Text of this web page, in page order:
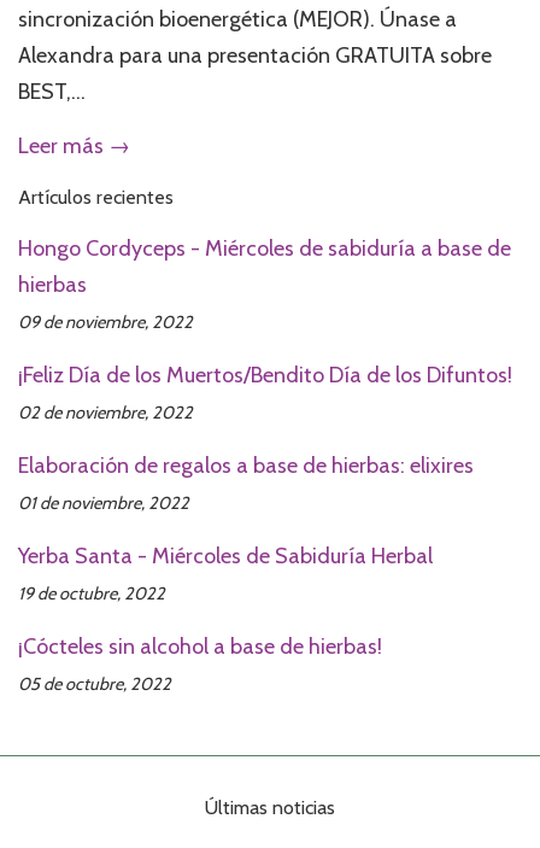
sincronización bioenergética (MEJOR). Únase a
Alexandra para una presentación GRATUITA sobre
BEST,...
Leer más →
Artículos recientes
Hongo Cordyceps - Miércoles de sabiduría a base de
hierbas
09 de noviembre, 2022
¡Feliz Día de los Muertos/Bendito Día de los Difuntos!
02 de noviembre, 2022
Elaboración de regalos a base de hierbas: elixires
01 de noviembre, 2022
Yerba Santa - Miércoles de Sabiduría Herbal
19 de octubre, 2022
¡Cócteles sin alcohol a base de hierbas!
05 de octubre, 2022
Últimas noticias